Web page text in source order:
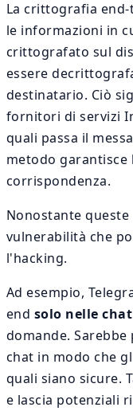
La crittografia
le informazioni in
crittografato sul
essere
destinatario. Ciò
fornitori di servizi
quali passa il
metodo garantisce
corrispondenza.
Nonostante
vulnerabilità che
l'hacking.
Ad esempio,
end solo nelle
domande.
chat in modo che
quali siano sicure.
e lascia potenziali